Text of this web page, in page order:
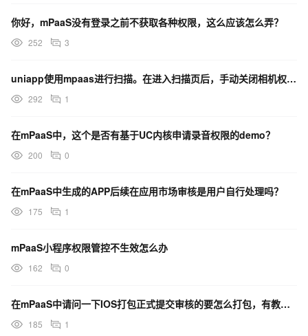
你好，mPaaS没有登录之前不获取各种权限，这么应该怎么弄？
252 3
uniapp使用mpaas进行扫描。在进入扫描页后，手动关闭相机权限。这是申请权限如何进行目的说明？
292 1
在mPaaS中，这个是否有基于UC内核申请录音权限的demo？
200 0
在mPaaS中生成的APP后续在应用市场审核是用户自行处理吗？
175 1
mPaaS小程序权限管控不生效怎么办
162 0
在mPaaS中请问一下IOS打包正式提交审核的要怎么打包，有教程吗？
185 1